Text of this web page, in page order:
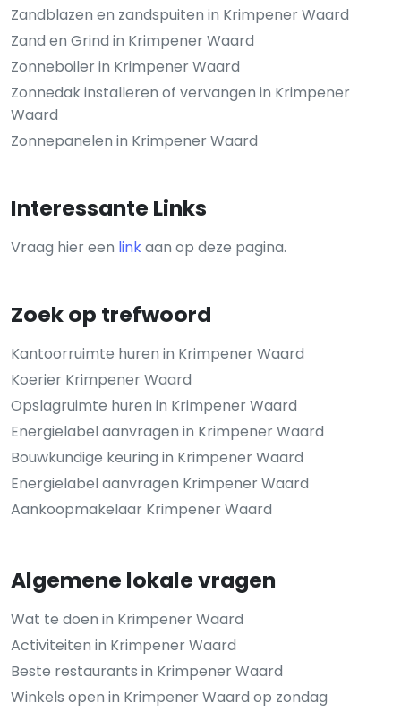
Zandblazen en zandspuiten in Krimpener Waard
Zand en Grind in Krimpener Waard
Zonneboiler in Krimpener Waard
Zonnedak installeren of vervangen in Krimpener
Waard
Zonnepanelen in Krimpener Waard
Interessante Links
Vraag hier een linkaan op deze pagina.
Zoek op trefwoord
Kantoorruimte huren in Krimpener Waard
Koerier Krimpener Waard
Opslagruimte huren in Krimpener Waard
Energielabel aanvragen in Krimpener Waard
Bouwkundige keuring in Krimpener Waard
Energielabel aanvragen Krimpener Waard
Aankoopmakelaar Krimpener Waard
Algemene lokale vragen
Wat te doen in Krimpener Waard
Activiteiten in Krimpener Waard
Beste restaurants in Krimpener Waard
Winkels open in Krimpener Waard op zondag